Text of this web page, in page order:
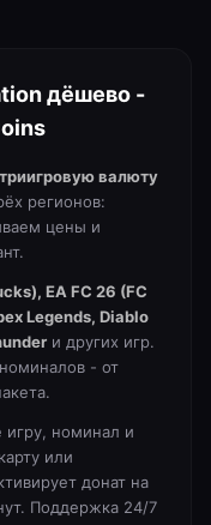
дёшево -
валюту
регионов:
цены и
EA FC 26 (FC
Legends, Diablo
и других игр.
- от
игру, номинал и
или
донат на
Поддержка 24/7